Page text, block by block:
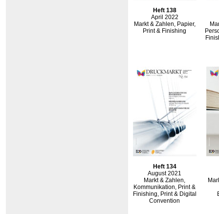
Heft 138
April 2022
Markt & Zahlen, Papier,
Print & Finishing
Heft 134
August 2021
Markt & Zahlen,
Kommunikation, Print &
Finishing, Print & Digital
Convention